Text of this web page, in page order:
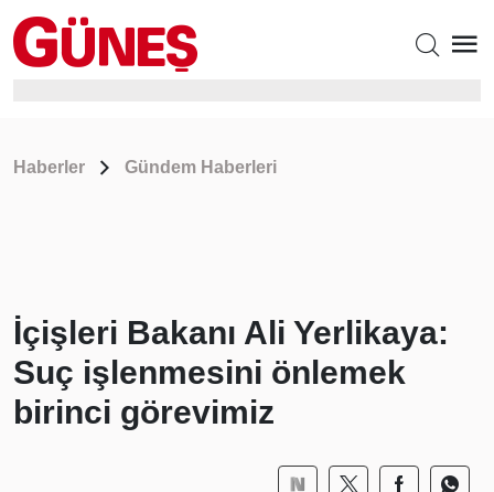
Haberler Gündem Haberleri
İçişleri Bakanı Ali Yerlikaya:
Suç işlenmesini önlemek
birinci görevimiz